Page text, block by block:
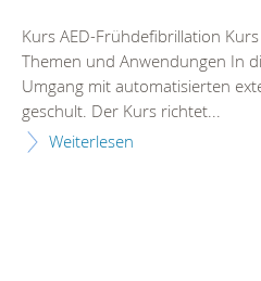
Kurs AED-Frühdefibrillation
Themen und Anwendungen In
Umgang mit automatisierten
geschult. Der Kurs richtet...
Weiterlesen